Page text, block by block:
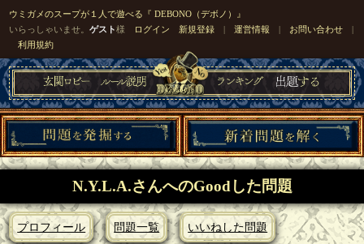
ウミガメのスープが１人で遊べる『 DEBONO（デボノ）』
いらっしゃいませ。ゲスト様 ログイン 新規登録 |運営情報 | お問い合わせ |
利用規約
N.Y.L.A.さんへのGoodした問題
プロフィール 問題一覧 いいねした問題